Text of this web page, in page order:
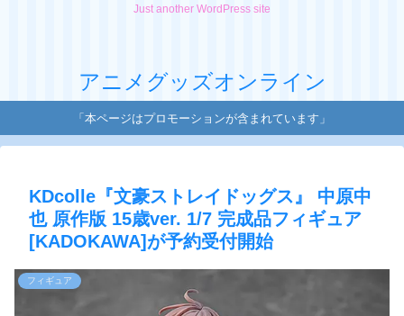
Just another WordPress site
アニメグッズオンライン
「本ページはプロモーションが含まれています」
KDcolle『文豪ストレイドッグス』 中原中
也 原作版 15歳ver. 1/7 完成品フィギュア
[KADOKAWA]が予約受付開始
フィギュア